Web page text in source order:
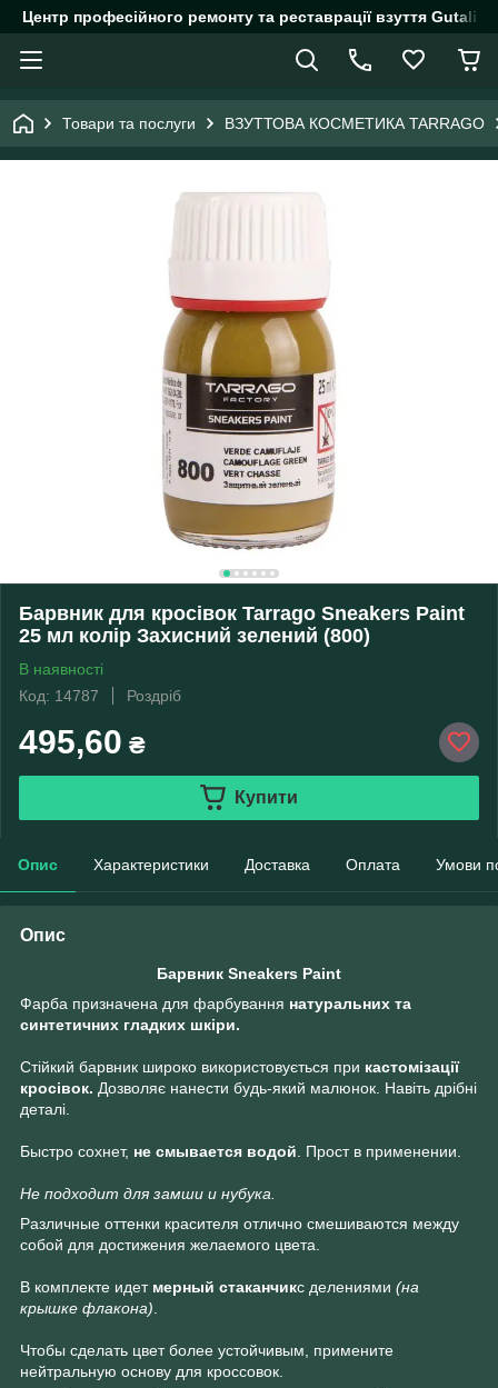
Центр професійного ремонту та реставрації взуття
Товари та послуги ВЗУТТОВА КОСМЕТИКА TARRAGO
Барвник для кросівок Tarrago Sneakers Paint
25 мл колір Захисний зелений (800)
В наявності
Код: 14787
Роздріб
495,60 ₴
Купити
Опис Характеристики Доставка Оплата Умови
Опис
Барвник Sneakers Paint
Фарба призначена для фарбування натуральних та
синтетичних гладких шкіри.
Стійкий барвник широко використовується при кастомізації
кросівок. Дозволяє нанести будь-який малюнок. Навіть дрібні
деталі.
Быстро сохнет, не смывается водой . Прост в применении.
Не подходит для замши и нубука.
Различные оттенки красителя отлично смешиваются между
собой для достижения желаемого цвета.
В комплекте идет мерный стаканчикс делениями (на
крышке флакона)
Чтобы сделать цвет более устойчивым, примените
нейтральную основу для кроссовок.